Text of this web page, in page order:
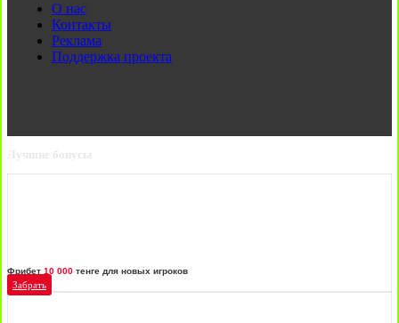
О нас
Контакты
Реклама
Поддержка проекта
Лучшие бонусы
Фрибет 10 000 тенге для новых игроков
Забрать